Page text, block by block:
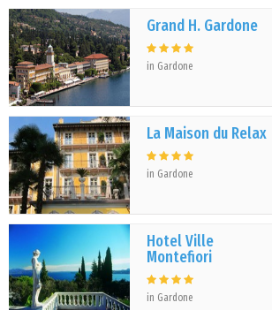
Grand H. Gardone
in Gardone
La Maison du Relax
in Gardone
Hotel Ville
Montefiori
in Gardone